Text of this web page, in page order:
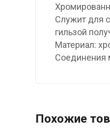
Cлужит для
гильзой
Материал:
Соединения
Похожие